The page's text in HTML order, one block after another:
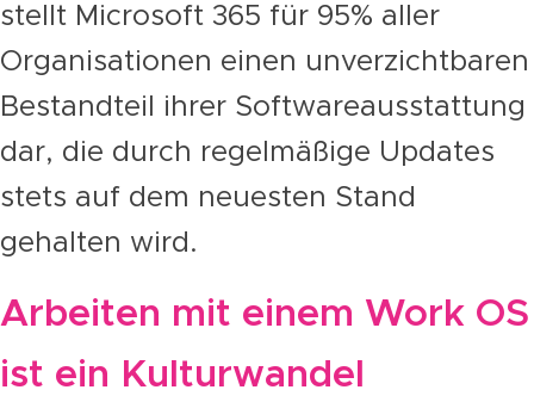
stellt Microsoft 365 für 95% aller
Organisationen einen unverzichtbaren
Bestandteil ihrer Softwareausstattung
dar, die durch regelmäßige Updates
stets auf dem neuesten Stand
gehalten wird.
Arbeiten mit einem Work OS
ist ein Kulturwandel